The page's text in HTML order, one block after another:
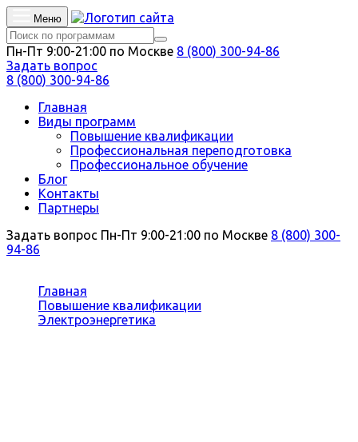
Меню
Пн-Пт 9:00-21:00 по Москве 8 (800) 300-94-86
Задать вопрос
8 (800) 300-94-86
Главная
Виды программ
Повышение квалификации
Профессиональная переподготовка
Профессиональное обучение
Блог
Контакты
Партнеры
Задать вопрос Пн-Пт 9:00-21:00 по Москве 8 (800) 300-
94-86
Главная
Повышение квалификации
Электроэнергетика